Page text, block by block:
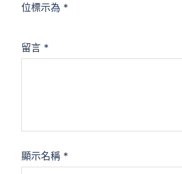
位標示為 *
留言 *
顯示名稱 *